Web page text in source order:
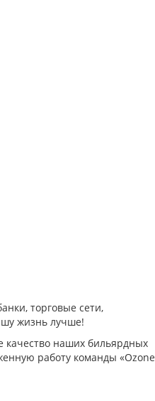
торговые сети,
жизнь лучше!
качество наших бильярдных
работу команды «Ozone